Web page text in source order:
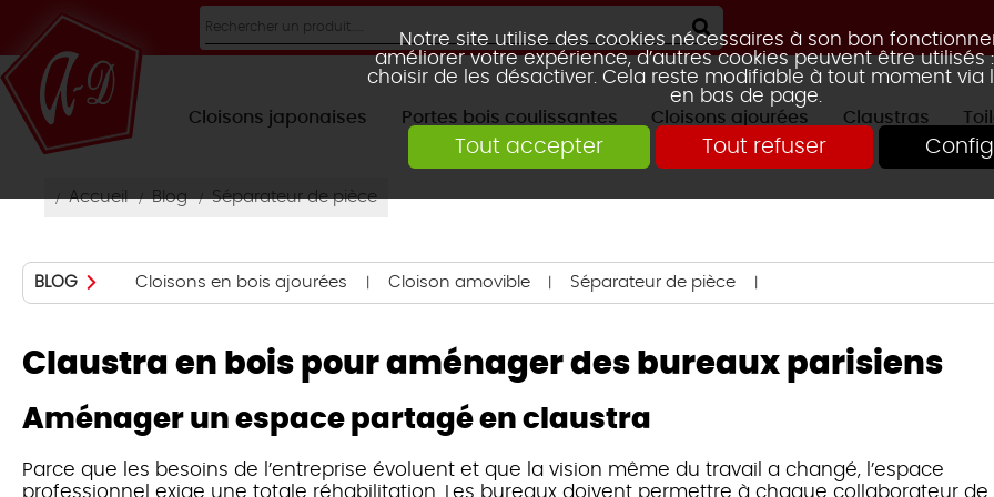
Notre site utilise des cookies nécessaires à son bon
améliorer votre expérience, d’autres cookies peuvent être utilisés
choisir de les désactiver. Cela reste modifiable à tout moment via
en bas de page.
Tout accepter Tout refuser
Cloisons japonaises
2 VANTAUX 3
Portes bois coulissantes
2 VANTAUX 3
Cloisons ajourées
LAMES DROITES LAMES INCLINÉES AVEC ÉTAGÈRE TRAVERSE CENTRALE
Claustras
CLAUSTRA LIGNE CLAUSTRA HOOLE
CLAUSTRA
CLAUSTRA BLOG CLAUSTRA TIAG
PORTES DE PLACARD
CLOISON AMOVIBLE PORTE GALANDAGE KIT
Accueil Blog Séparateur de pièce
BLOG Cloisons en bois ajourées Cloison amovible Séparateur de pièce
Claustra en bois pour aménager des bureaux parisiens
Aménager un espace partagé en claustra
Parce que les besoins de l’entreprise évoluent et que la vision même du travail a changé, l’espace
professionnel exige une totale réhabilitation. Les bureaux doivent permettre à chaque collaborateur de